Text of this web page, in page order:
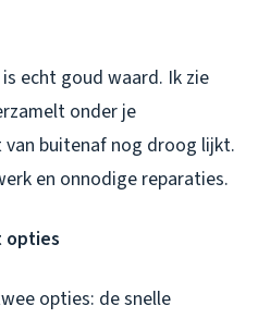
echt goud waard. Ik zie
onder je
van buitenaf nog droog lijkt.
en onnodige reparaties.
opties
opties: de snelle